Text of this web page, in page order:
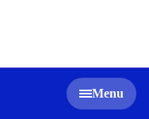
Menu